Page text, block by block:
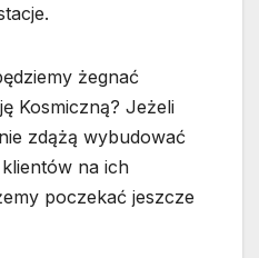
żegnać
Kosmiczną? Jeżeli
zdążą wybudować
na ich
poczekać jeszcze